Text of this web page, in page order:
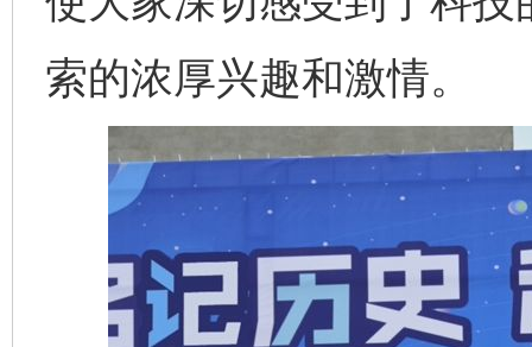
索的浓厚兴趣和激情。